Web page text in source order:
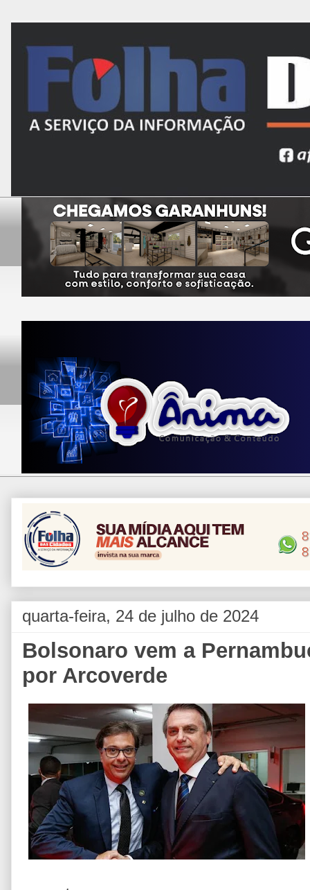
quarta-feira, 24 de julho de 2024
Bolsonaro vem a
por Arcoverde